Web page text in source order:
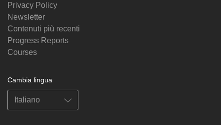
Privacy Policy
Newsletter
Contenuti più recenti
Progress Reports
Courses
Cambia lingua